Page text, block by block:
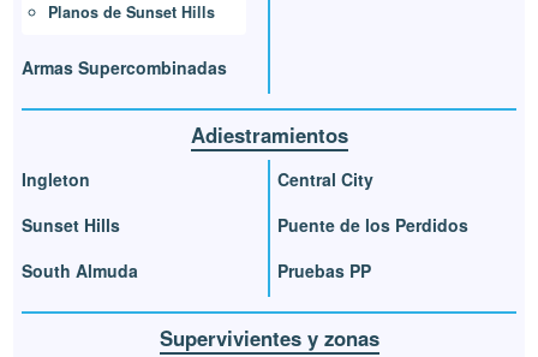
Planos de Sunset Hills
Armas Supercombinadas
Adiestramientos
Ingleton
Sunset Hills
South Almuda
Central City
Puente de los Perdidos
Pruebas PP
Supervivientes y zonas